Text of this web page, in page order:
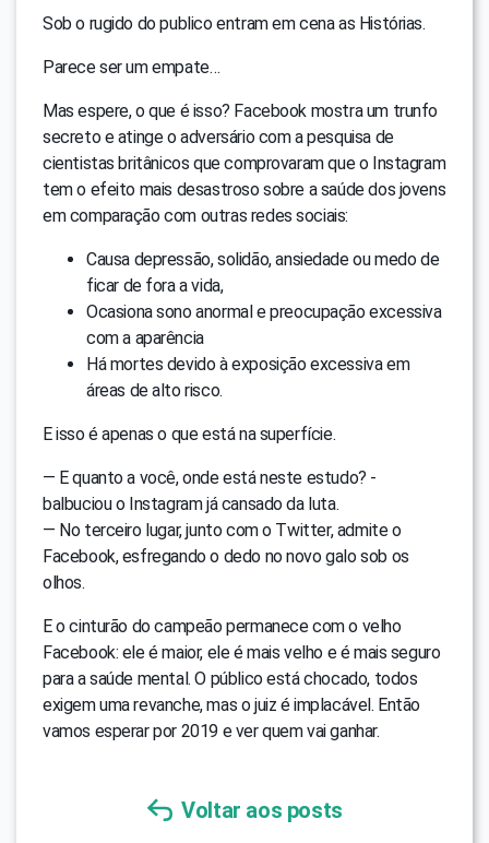
Sob o rugido do publico entram em cena as Histórias.
Parece ser um empate…
Mas espere, o que é isso? Facebook mostra um trunfo
secreto e atinge o adversário com a pesquisa de
cientistas britânicos que comprovaram que o Instagram
tem o efeito mais desastroso sobre a saúde dos jovens
em comparação com outras redes sociais:
Causa depressão, solidão, ansiedade ou medo de
ficar de fora a vida,
Ocasiona sono anormal e preocupação excessiva
com a aparência
Há mortes devido à exposição excessiva em
áreas de alto risco.
E isso é apenas o que está na superfície.
— E quanto a você, onde está neste estudo? -
balbuciou o Instagram já cansado da luta.
— No terceiro lugar, junto com o Twitter, admite o
Facebook, esfregando o dedo no novo galo sob os
olhos.
E o cinturão do campeão permanece com o velho
Facebook: ele é maior, ele é mais velho e é mais seguro
para a saúde mental. O público está chocado, todos
exigem uma revanche, mas o juiz é implacável. Então
vamos esperar por 2019 e ver quem vai ganhar.
Voltar aos posts